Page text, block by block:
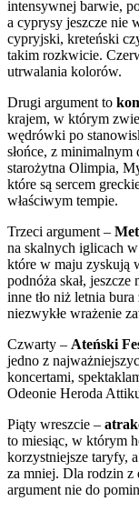
intensywnej barwie,
a cyprysy jeszcze nie
cypryjski, kreteński
takim rozkwicie.
utrwalania kolorów.
Drugi argument to
krajem, w którym
wędrówki po
słońce, z
starożytna Olimpia,
które są sercem
właściwym tempie.
Trzeci argument –
na skalnych iglicach
które w maju zyskują
podnóża skał, jeszcze
inne tło niż letnia
niezwykłe wrażenie
Czwarty – Ateński
jedno z
koncertami,
Odeonie Heroda
Piąty wreszcie –
to miesiąc, w którym
korzystniejsze taryfy,
za mniej. Dla rodzin z
argument nie do